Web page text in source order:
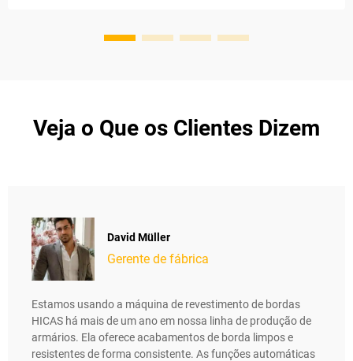
Veja o Que os Clientes Dizem
David Müller
Gerente de fábrica
Estamos usando a máquina de revestimento de bordas
HICAS há mais de um ano em nossa linha de produção de
armários. Ela oferece acabamentos de borda limpos e
resistentes de forma consistente. As funções automáticas